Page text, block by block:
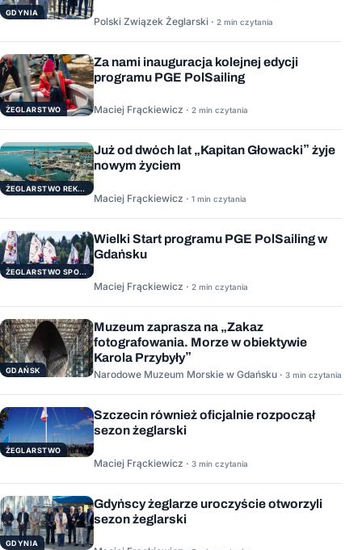
GDYNIA
Polski Związek Żeglarski · 2 min czytania
ŻEGLARSTWO
Za nami inauguracja kolejnej edycji
programu PGE PolSailing
Maciej Frąckiewicz · 2 min czytania
ŻEGLARSTWO REKERACYJNE
Już od dwóch lat „Kapitan Głowacki” żyje
nowym życiem
Maciej Frąckiewicz · 1 min czytania
ŻEGLARSTWO SPORTOWE
Wielki Start programu PGE PolSailing w
Gdańsku
Maciej Frąckiewicz · 2 min czytania
GDAŃSK
Muzeum zaprasza na „Zakaz
fotografowania. Morze w obiektywie
Karola Przybyły”
Narodowe Muzeum Morskie w Gdańsku · 3 min czytania
ŻEGLARSTWO
Szczecin również oficjalnie rozpoczął
sezon żeglarski
Maciej Frąckiewicz · 3 min czytania
GDYNIA
Gdyńscy żeglarze uroczyście otworzyli
sezon żeglarski